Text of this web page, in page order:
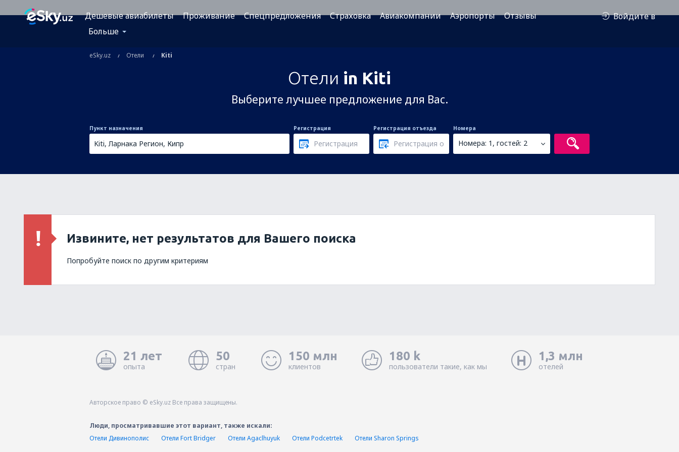
Дешевые авиабилеты Проживание Спецпредложения Страховка Авиакомпании Аэропорты
Отзывы
Больше
Войдите в
eSky.uz Отели Kiti
Отели in Kiti
Выберите лучшее предложение для Вас.
Пункт назначения Регистрация Регистрация отъезда Номера
Номера: 1, гостей: 2
Извините, нет результатов для Вашего поиска
Попробуйте поиск по другим критериям
21 лет
опыта
50
стран
150 млн
клиентов
180 k
пользователи такие, как мы
1,3 млн
отелей
Авторское право © eSky.uz Все права защищены.
Люди, просматривавшие этот вариант, также искали:
Отели Дивинополис
Отели Fort Bridger Отели Agaclhuyuk Отели Podcetrtek
Отели Sharon Springs